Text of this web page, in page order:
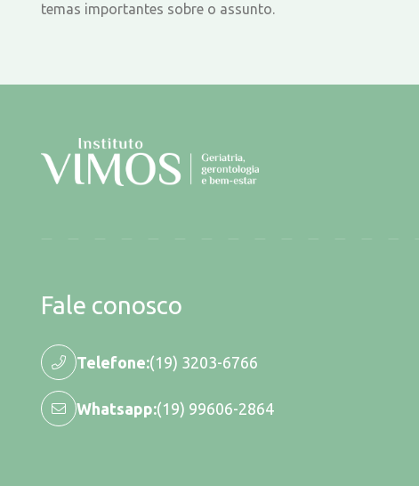
temas importantes sobre o assunto.
Fale conosco
Telefone:(19) 3203-6766
Whatsapp:(19) 99606-2864